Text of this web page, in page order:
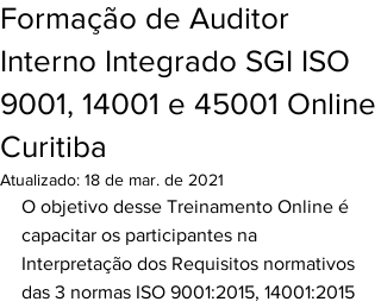
Formação de Auditor
Interno Integrado SGI ISO
9001, 14001 e 45001 Online
Curitiba
Atualizado: 18 de mar. de 2021
O objetivo desse Treinamento Online é
capacitar os participantes na
Interpretação dos Requisitos normativos
das 3 normas ISO 9001:2015, 14001:2015